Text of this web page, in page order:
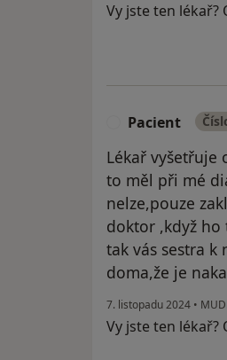
Vy jste ten lékař?
Pacient
Lékař vyšetřuje
to měl při mé
nelze,pouze
doktor ,když ho
tak vás sestra k
doma,že je
7. listopadu 2024 •
Vy jste ten lékař?